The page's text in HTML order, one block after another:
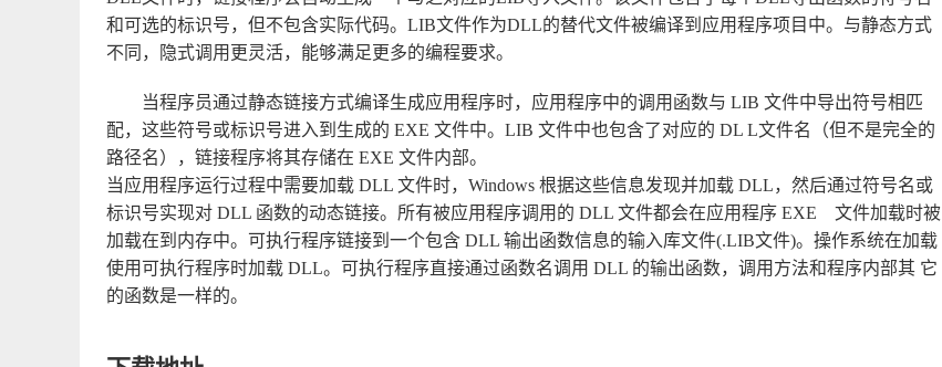
和可选的标识号，但不包含实际代码。LIB文件作为DLL的替代文件被编译到应用程序项目中。与静态方式
不同，隐式调用更灵活，能够满足更多的编程要求。
当程序员通过静态链接方式编译生成应用程序时，应用程序中的调用函数与 LIB 文件中导出符号相匹
配，这些符号或标识号进入到生成的 EXE 文件中。LIB 文件中也包含了对应的 DL L文件名（但不是完全的
路径名），链接程序将其存储在 EXE 文件内部。
当应用程序运行过程中需要加载 DLL 文件时，Windows 根据这些信息发现并加载 DLL，然后通过符号名或
标识号实现对 DLL 函数的动态链接。所有被应用程序调用的 DLL 文件都会在应用程序 EXE 文件加载时被
加载在到内存中。可执行程序链接到一个包含 DLL 输出函数信息的输入库文件(.LIB文件)。操作系统在加载
使用可执行程序时加载 DLL。可执行程序直接通过函数名调用 DLL 的输出函数，调用方法和程序内部其 它
的函数是一样的。